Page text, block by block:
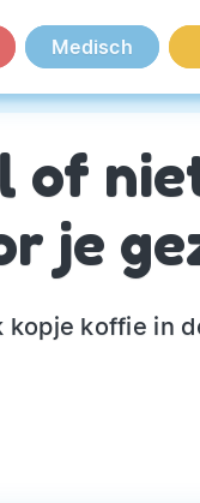
Medisch
of
je
koffie in